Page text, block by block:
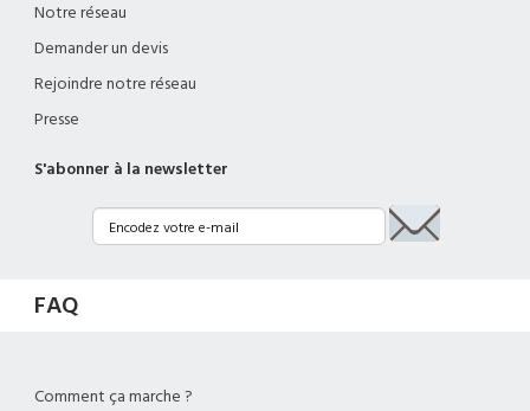
Notre réseau
Demander un devis
Rejoindre notre réseau
Presse
S'abonner à la newsletter
FAQ
Comment ça marche ?